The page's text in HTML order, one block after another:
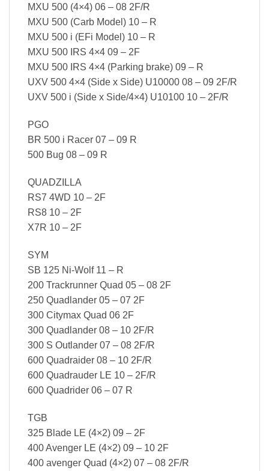
MXU 500 (4×4) 06 – 08 2F/R
MXU 500 (Carb Model) 10 – R
MXU 500 i (EFi Model) 10 – R
MXU 500 IRS 4×4 09 – 2F
MXU 500 IRS 4×4 (Parking brake) 09 – R
UXV 500 4×4 (Side x Side) U10000 08 – 09 2F/R
UXV 500 i (Side x Side/4×4) U10100 10 – 2F/R
PGO
BR 500 i Racer 07 – 09 R
500 Bug 08 – 09 R
QUADZILLA
RS7 4WD 10 – 2F
RS8 10 – 2F
X7R 10 – 2F
SYM
SB 125 Ni-Wolf 11 – R
200 Trackrunner Quad 05 – 08 2F
250 Quadlander 05 – 07 2F
300 Citymax Quad 06 2F
300 Quadlander 08 – 10 2F/R
300 S Outlander 07 – 08 2F/R
600 Quadraider 08 – 10 2F/R
600 Quadrauder LE 10 – 2F/R
600 Quadrider 06 – 07 R
TGB
325 Blade LE (4×2) 09 – 2F
400 Avenger LE (4×2) 09 – 10 2F
400 avenger Quad (4×2) 07 – 08 2F/R